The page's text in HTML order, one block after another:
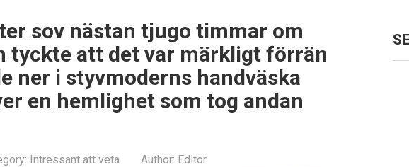
sov nästan tjugo timmar om
tyckte att det var märkligt förrän
ner i styvmoderns handväska
en hemlighet som tog andan
Intressant att veta Author: Editor